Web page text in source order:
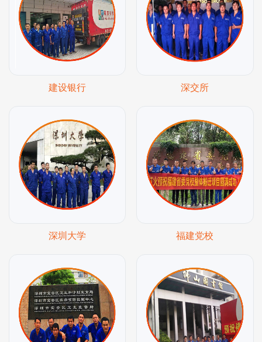
建设银行 深交所
深圳大学 福建党校